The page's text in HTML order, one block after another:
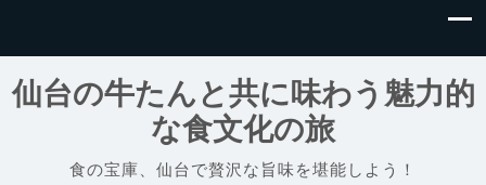
仙台の牛たんと共に味わう魅力的
な食文化の旅
食の宝庫、仙台で贅沢な旨味を堪能しよう！